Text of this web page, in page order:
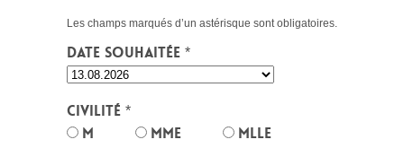
Les champs marqués d’un astérisque sont obligatoires.
Date souhaitée *
Civilité *
M
Mme Mlle